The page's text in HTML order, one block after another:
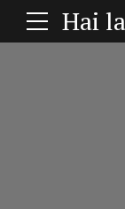
Hai